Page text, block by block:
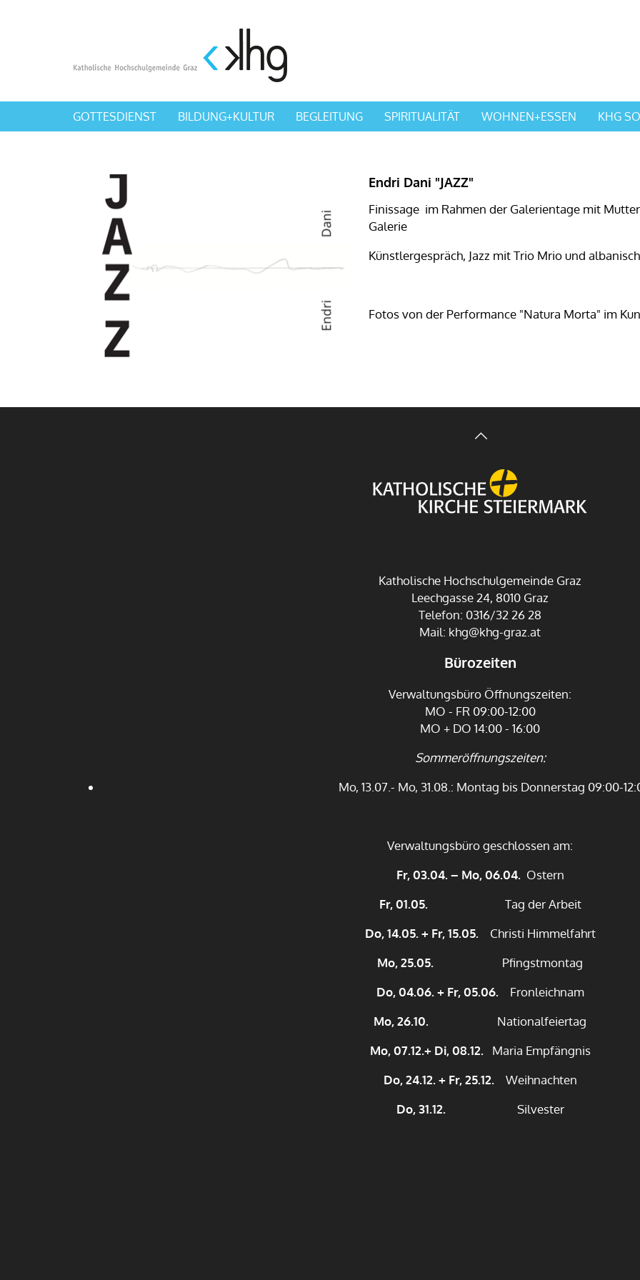
GOTTESDIENST BILDUNG+KULTUR BEGLEITUNG SPIRITUALITÄT WOHNEN+ESSEN KHG
Endri Dani "JAZZ"
Finissage im Rahmen der Galerientage mit
Galerie
Künstlergespräch, Jazz mit Trio Mrio und
Fotos von der Performance "Natura Morta" im
Katholische Hochschulgemeinde Graz
Leechgasse 24, 8010 Graz
Telefon: 0316/32 26 28
Mail: khg@khg-graz.at
Bürozeiten
Verwaltungsbüro Öffnungszeiten:
MO - FR 09:00-12:00
MO + DO 14:00 - 16:00
Sommeröffnungszeiten:
Mo, 13.07.- Mo, 31.08.: Montag bis Donnerstag 09:00-
Verwaltungsbüro geschlossen am:
Fr, 03.04. – Mo, 06.04.Ostern
Fr, 01.05.Tag der Arbeit
Do, 14.05. + Fr, 15.05.Christi Himmelfahrt
Mo, 25.05. Pfingstmontag
Do, 04.06. + Fr, 05.06.Fronleichnam
Mo, 26.10.
Nationalfeiertag
Mo, 07.12.+ Di, 08.12.Maria Empfängnis
Do, 24.12. + Fr, 25.12.Weihnachten
Do, 31.12.Silvester